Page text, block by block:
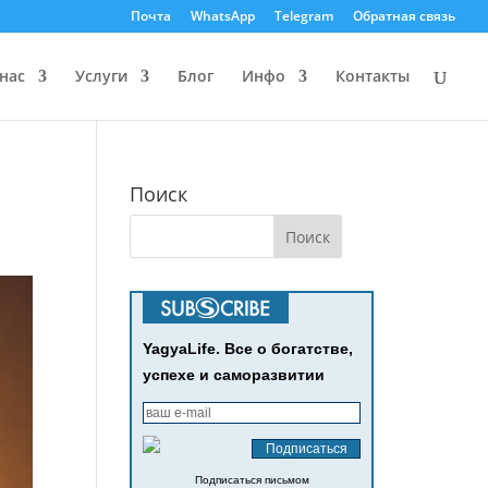
Почта WhatsApp Telegram Обратная связь
Услуги Блог Инфо Контакты
Поиск
YagyaLife. Все о богатстве,
успехе и саморазвитии
Подписаться письмом